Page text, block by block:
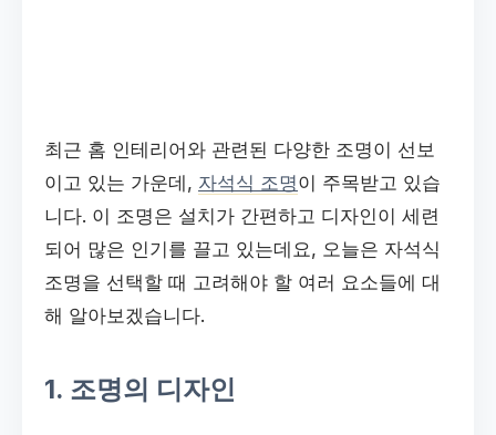
최근 홈 인테리어와 관련된 다양한 조명이 선보
이고 있는 가운데, 자석식 조명이 주목받고 있습
니다. 이 조명은 설치가 간편하고 디자인이 세련
되어 많은 인기를 끌고 있는데요, 오늘은 자석식
조명을 선택할 때 고려해야 할 여러 요소들에 대
해 알아보겠습니다.
1. 조명의 디자인